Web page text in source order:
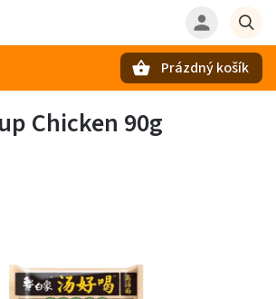
Prázdný košík
Chicken 90g